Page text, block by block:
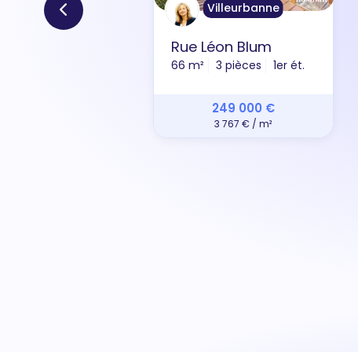
Villeurbanne
Rue Léon Blum
66 m² 3 pièces 1er ét.
249 000 €
3 767 € / m²